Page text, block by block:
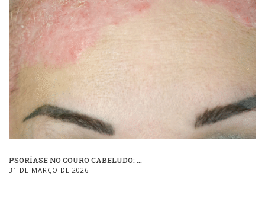
PSORÍASE NO COURO CABELUDO: ...
31 DE MARÇO DE 2026